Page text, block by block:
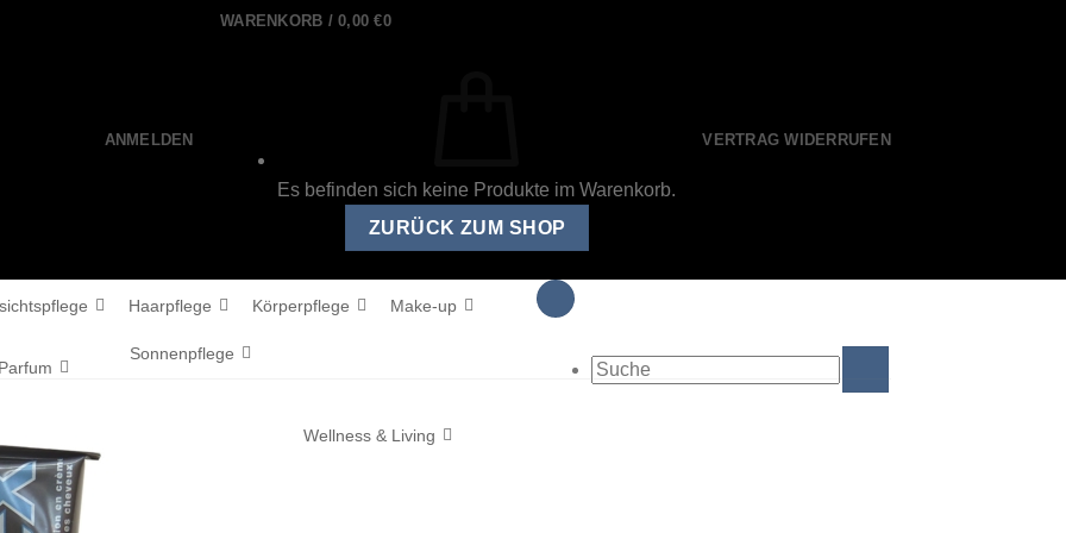
ANMELDEN
WARENKORB /0,00€0
Es befinden sich keine Produkte im Warenkorb.
ZURÜCK ZUM SHOP
VERTRAG WIDERRUFEN
Haarpflege Körperpflege Make-up
Parfum
Sonnenpflege
Wellness & Living
Suche